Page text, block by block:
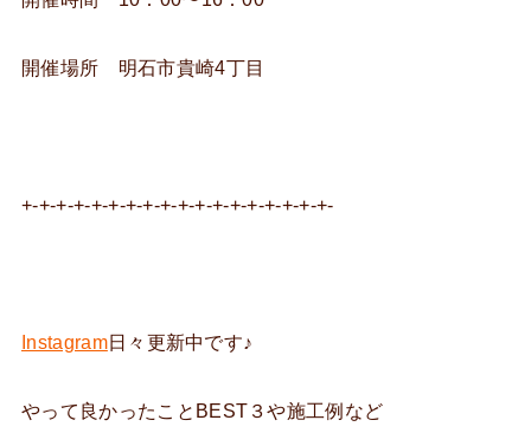
開催場所 明石市貴崎4丁目
+-+-+-+-+-+-+-+-+-+-+-+-+-+-+-+-+-+-
Instagram日々更新中です♪
やって良かったことBEST３や施工例など